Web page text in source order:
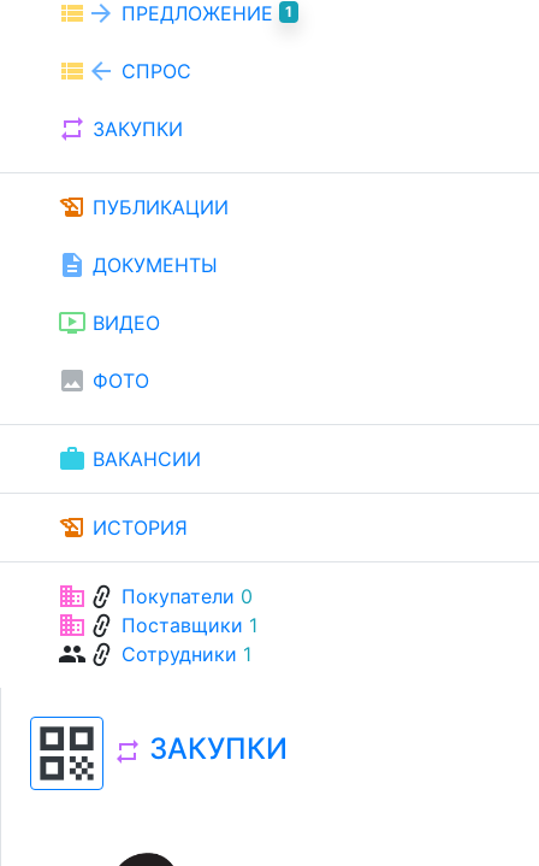
view_list arrow_forward ПРЕДЛОЖЕНИЕ 1
view_list arrow_back СПРОС
repeat ЗАКУПКИ
history_edu ПУБЛИКАЦИИ
description ДОКУМЕНТЫ
ondemand_video ВИДЕО
image ФОТО
work ВАКАНСИИ
history_edu ИСТОРИЯ
businesslink Покупатели 0
businesslink Поставщики 1
grouplink Сотрудники 1
qr_code repeat ЗАКУПКИ